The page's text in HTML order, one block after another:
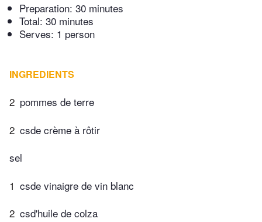
Preparation: 30 minutes
Total: 30 minutes
Serves: 1 person
INGREDIENTS
2 pommes de terre
2 csde crème à rôtir
sel
1 csde vinaigre de vin blanc
2 csd'huile de colza